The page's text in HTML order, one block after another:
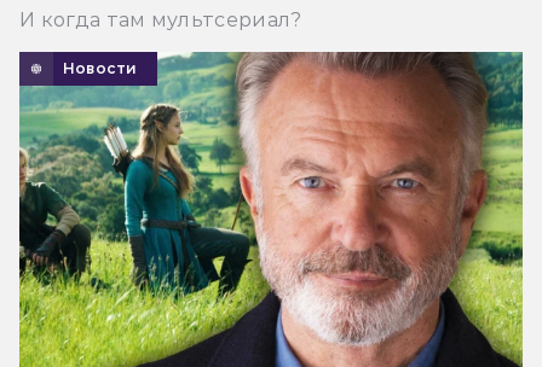
И когда там мультсериал?
Новости